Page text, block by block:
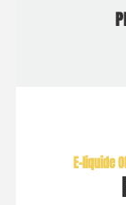
E-liquide